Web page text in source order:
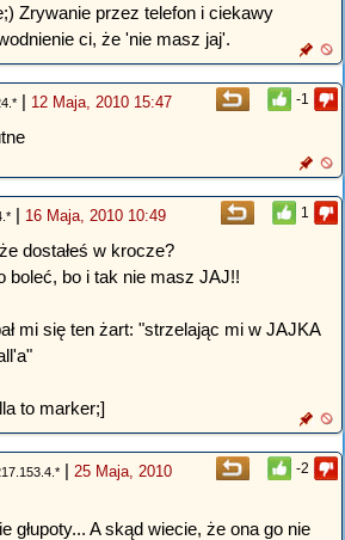
Zrywanie przez telefon i ciekawy
ci, że 'nie masz jaj'.
-1
| 12 Maja, 2010 15:47
1
| 16 Maja, 2010 10:49
dostałeś w krocze?
boleć, bo i tak nie masz JAJ!!
mi się ten żart: "strzelając mi w JAJKA
to marker;]
-2
| 25 Maja, 2010
głupoty... A skąd wiecie, że ona go nie